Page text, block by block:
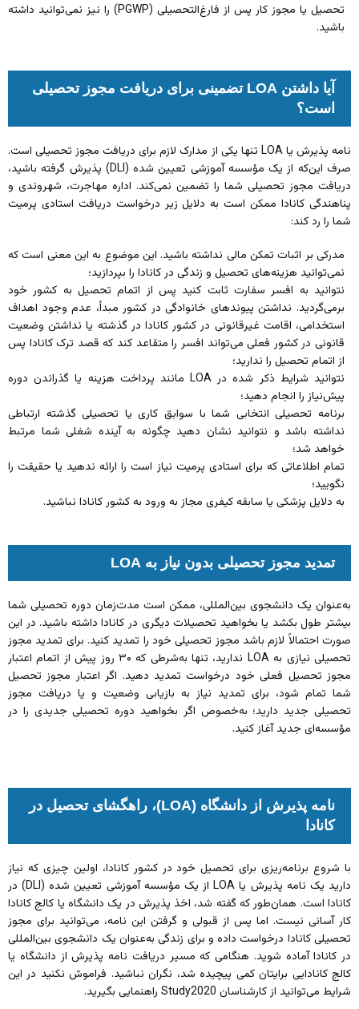
تحصیل یا مجوز کار پس از فارغ‌التحصیلی (PGWP) را نیز نمی‌توانید داشته
باشید.
آیا داشتن LOA تضمینی برای دریافت مجوز تحصیلی
است؟
نامه پذیرش یا LOA تنها یکی از مدارک لازم برای دریافت مجوز تحصیلی است.
صرف این‌که از یک مؤسسه آموزشی تعیین شده (DLI) پذیرش گرفته باشید،
دریافت مجوز تحصیلی شما را تضمین نمی‌کند. اداره مهاجرت، شهروندی و
پناهندگی کانادا ممکن است به دلایل زیر درخواست دریافت استادی پرمیت
شما را رد کند:
مدرکی بر اثبات تمکن مالی نداشته باشید. این موضوع به این معنی است که
نمی‌توانید هزینه‌های تحصیل و زندگی در کانادا را بپردازید؛
نتوانید به افسر سفارت ثابت کنید پس از اتمام تحصیل به کشور خود
برمی‌گردید. نداشتن پیوندهای خانوادگی در کشور مبدأ، عدم وجود اهداف
استخدامی، اقامت غیرقانونی در کشور کانادا در گذشته یا نداشتن وضعیت
قانونی در کشور فعلی می‌تواند افسر را متقاعد کند که قصد ترک کانادا پس
از اتمام تحصیل را ندارید؛
نتوانید شرایط ذکر شده در LOA مانند پرداخت هزینه یا گذراندن دوره
پیش‌نیاز را انجام دهید؛
برنامه تحصیلی انتخابی شما با سوابق کاری یا تحصیلی گذشته ارتباطی
نداشته باشد و نتوانید نشان دهید چگونه به آینده شغلی شما مرتبط
خواهد شد؛
تمام اطلاعاتی که برای استادی پرمیت نیاز است را ارائه ندهید یا حقیقت را
نگویید؛
به دلایل پزشکی یا سابقه کیفری مجاز به ورود به کشور کانادا نباشید.
تمدید مجوز تحصیلی بدون نیاز به LOA
به‌عنوان یک دانشجوی بین‌المللی، ممکن است مدت‌زمان دوره تحصیلی شما
بیشتر طول بکشد یا بخواهید تحصیلات دیگری در کانادا داشته باشید. در این
صورت احتمالاً لازم باشد مجوز تحصیلی خود را تمدید کنید. برای تمدید مجوز
تحصیلی نیازی به LOA ندارید، تنها به‌شرطی که ۳۰ روز پیش از اتمام اعتبار
مجوز تحصیل فعلی خود درخواست تمدید دهید. اگر اعتبار مجوز تحصیل
شما تمام شود، برای تمدید نیاز به بازیابی وضعیت و یا دریافت مجوز
تحصیلی جدید دارید؛‌ به‌خصوص اگر بخواهید دوره تحصیلی جدیدی را در
مؤسسه‌ای جدید آغاز کنید.
نامه پذیرش از دانشگاه (LOA)، راهگشای تحصیل در
کانادا
با شروع برنامه‌ریزی برای تحصیل خود در کشور کانادا، اولین چیزی که نیاز
دارید یک نامه پذیرش یا LOA از یک مؤسسه آموزشی تعیین شده (DLI) در
کانادا است. همان‌طور که گفته شد، اخذ پذیرش در یک دانشگاه یا کالج کانادا
کار آسانی نیست. اما پس از قبولی و گرفتن این نامه، می‌توانید برای مجوز
تحصیلی کانادا درخواست داده و برای زندگی به‌عنوان یک دانشجوی بین‌المللی
در کانادا آماده شوید. هنگامی که مسیر دریافت نامه پذیرش از دانشگاه یا
کالج کانادایی برایتان کمی پیچیده شد، نگران نباشید. فراموش نکنید در این
شرایط می‌توانید از کارشناسان Study2020 راهنمایی بگیرید.